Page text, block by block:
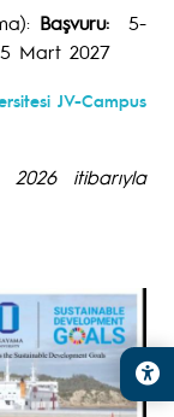
Başvuru: 5-
Mart 2027
JV-Campus
itibarıyla